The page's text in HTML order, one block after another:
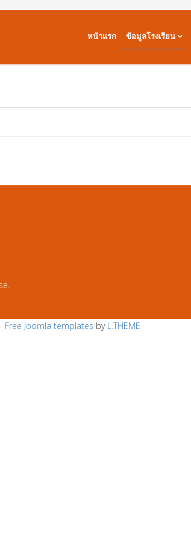
หน้าแรก ข้อมูลโรงเรียน
Free Joomla templates by L.THEME